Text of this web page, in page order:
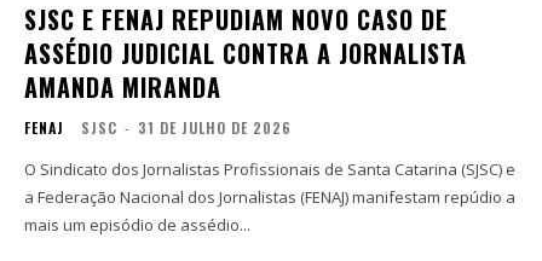
SJSC E FENAJ REPUDIAM NOVO CASO DE
ASSÉDIO JUDICIAL CONTRA A JORNALISTA
AMANDA MIRANDA
FENAJ SJSC - 31 DE JULHO DE 2026
O Sindicato dos Jornalistas Profissionais de Santa Catarina (SJSC) e
a Federação Nacional dos Jornalistas (FENAJ) manifestam repúdio a
mais um episódio de assédio...